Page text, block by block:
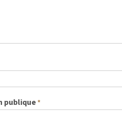
publique*